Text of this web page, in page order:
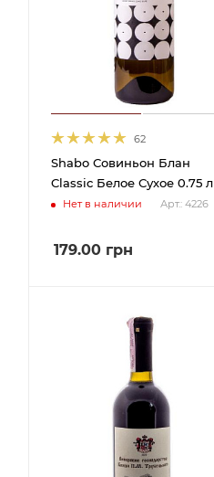
62
Shabo Совиньон Блан
Classic Белое Сухое 0.75 л
Нет в наличии Арт.: 4226
179.00 грн